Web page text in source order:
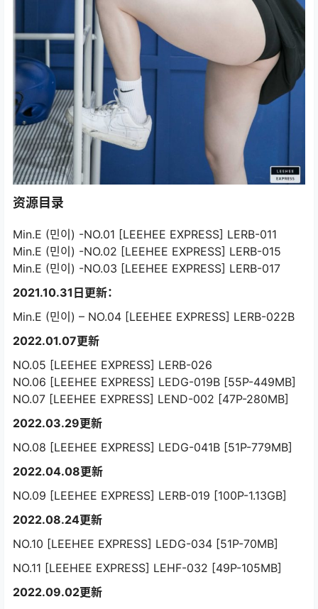
资源目录
Min.E (민이) -NO.01 [LEEHEE EXPRESS] LERB-011
Min.E (민이) -NO.02 [LEEHEE EXPRESS] LERB-015
Min.E (민이) -NO.03 [LEEHEE EXPRESS] LERB-017
2021.10.31日更新：
Min.E (민이) – NO.04 [LEEHEE EXPRESS] LERB-022B
2022.01.07更新
NO.05 [LEEHEE EXPRESS] LERB-026
NO.06 [LEEHEE EXPRESS] LEDG-019B [55P-449MB]
NO.07 [LEEHEE EXPRESS] LEND-002 [47P-280MB]
2022.03.29更新
NO.08 [LEEHEE EXPRESS] LEDG-041B [51P-779MB]
2022.04.08更新
NO.09 [LEEHEE EXPRESS] LERB-019 [100P-1.13GB]
2022.08.24更新
NO.10 [LEEHEE EXPRESS] LEDG-034 [51P-70MB]
NO.11 [LEEHEE EXPRESS] LEHF-032 [49P-105MB]
2022.09.02更新